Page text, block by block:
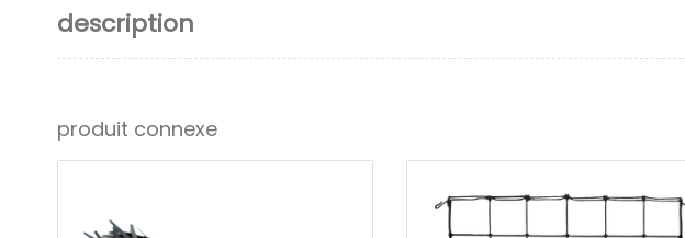
description
produit connexe